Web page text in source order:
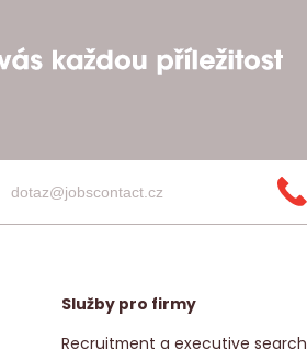
dotaz@jobscontact.cz
Služby pro firmy
Recruitment a executive search